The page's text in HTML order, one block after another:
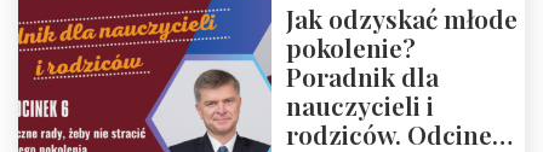
Jak odzyskać młode
pokolenie?
Poradnik dla
nauczycieli i
rodziców. Odcinek